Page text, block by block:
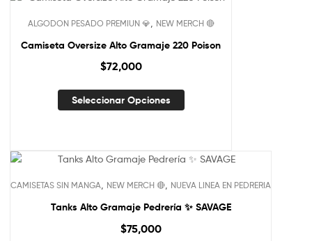
ALGODON PESADO PREMIUN 💎 NEW MERCH 🔴
Camiseta Oversize Alto Gramaje 220 Poison
$72,000
Seleccionar Opciones
CAMISETAS SIN MANGA NEW MERCH 🔴 NUEVA LINEA EN PEDRERIA
Tanks Alto Gramaje Pedrería ✨ SAVAGE
$75,000